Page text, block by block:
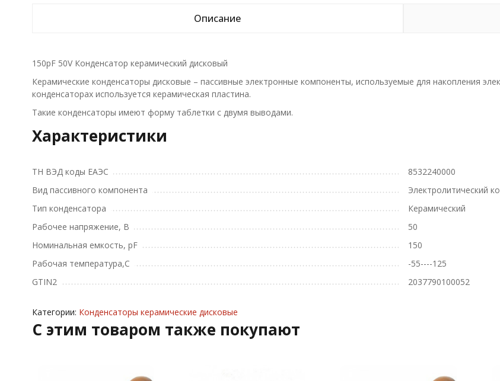
Описание
150pF 50V Конденсатор керамический дисковый
Керамические конденсаторы дисковые – пассивные электронные компоненты, используемые для накопления
конденсаторах используется керамическая пластина.
Такие конденсаторы имеют форму таблетки с двумя выводами.
Характеристики
ТН ВЭД коды ЕАЭС
8532240000
Вид пассивного компонента
Электролитический
Тип конденсатора
Керамический
Рабочее напряжение, В
50
Номинальная емкость, pF
150
Рабочая температура,С
-55----125
GTIN2
2037790100052
Категории: Конденсаторы керамические дисковые
C этим товаром также покупают